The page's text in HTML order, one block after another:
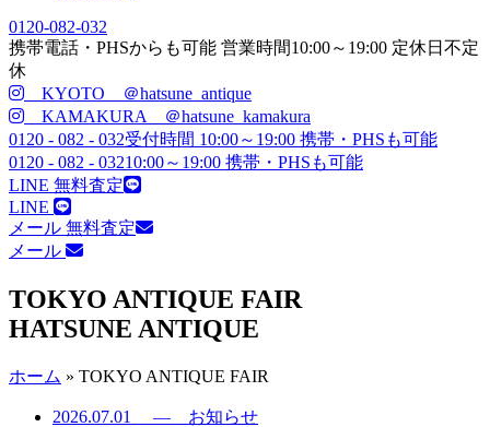
0120-082-032
携帯電話・PHSからも可能 営業時間10:00～ 19:00 定休日 不定
休
KYOTO ＠hatsune_antique
KAMAKURA ＠hatsune_kamakura
0120 - 082 - 032受付時間 10:00～19:00 携帯・PHSも可能
0120 - 082 - 03210:00～19:00 携帯・PHSも可能
LINE 無料査定
LINE
メール 無料査定
メール
TOKYO ANTIQUE FAIR
HATSUNE ANTIQUE
ホーム » TOKYO ANTIQUE FAIR
2026.07.01 — お知らせ